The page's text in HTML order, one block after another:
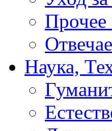
Прочее
Наука,